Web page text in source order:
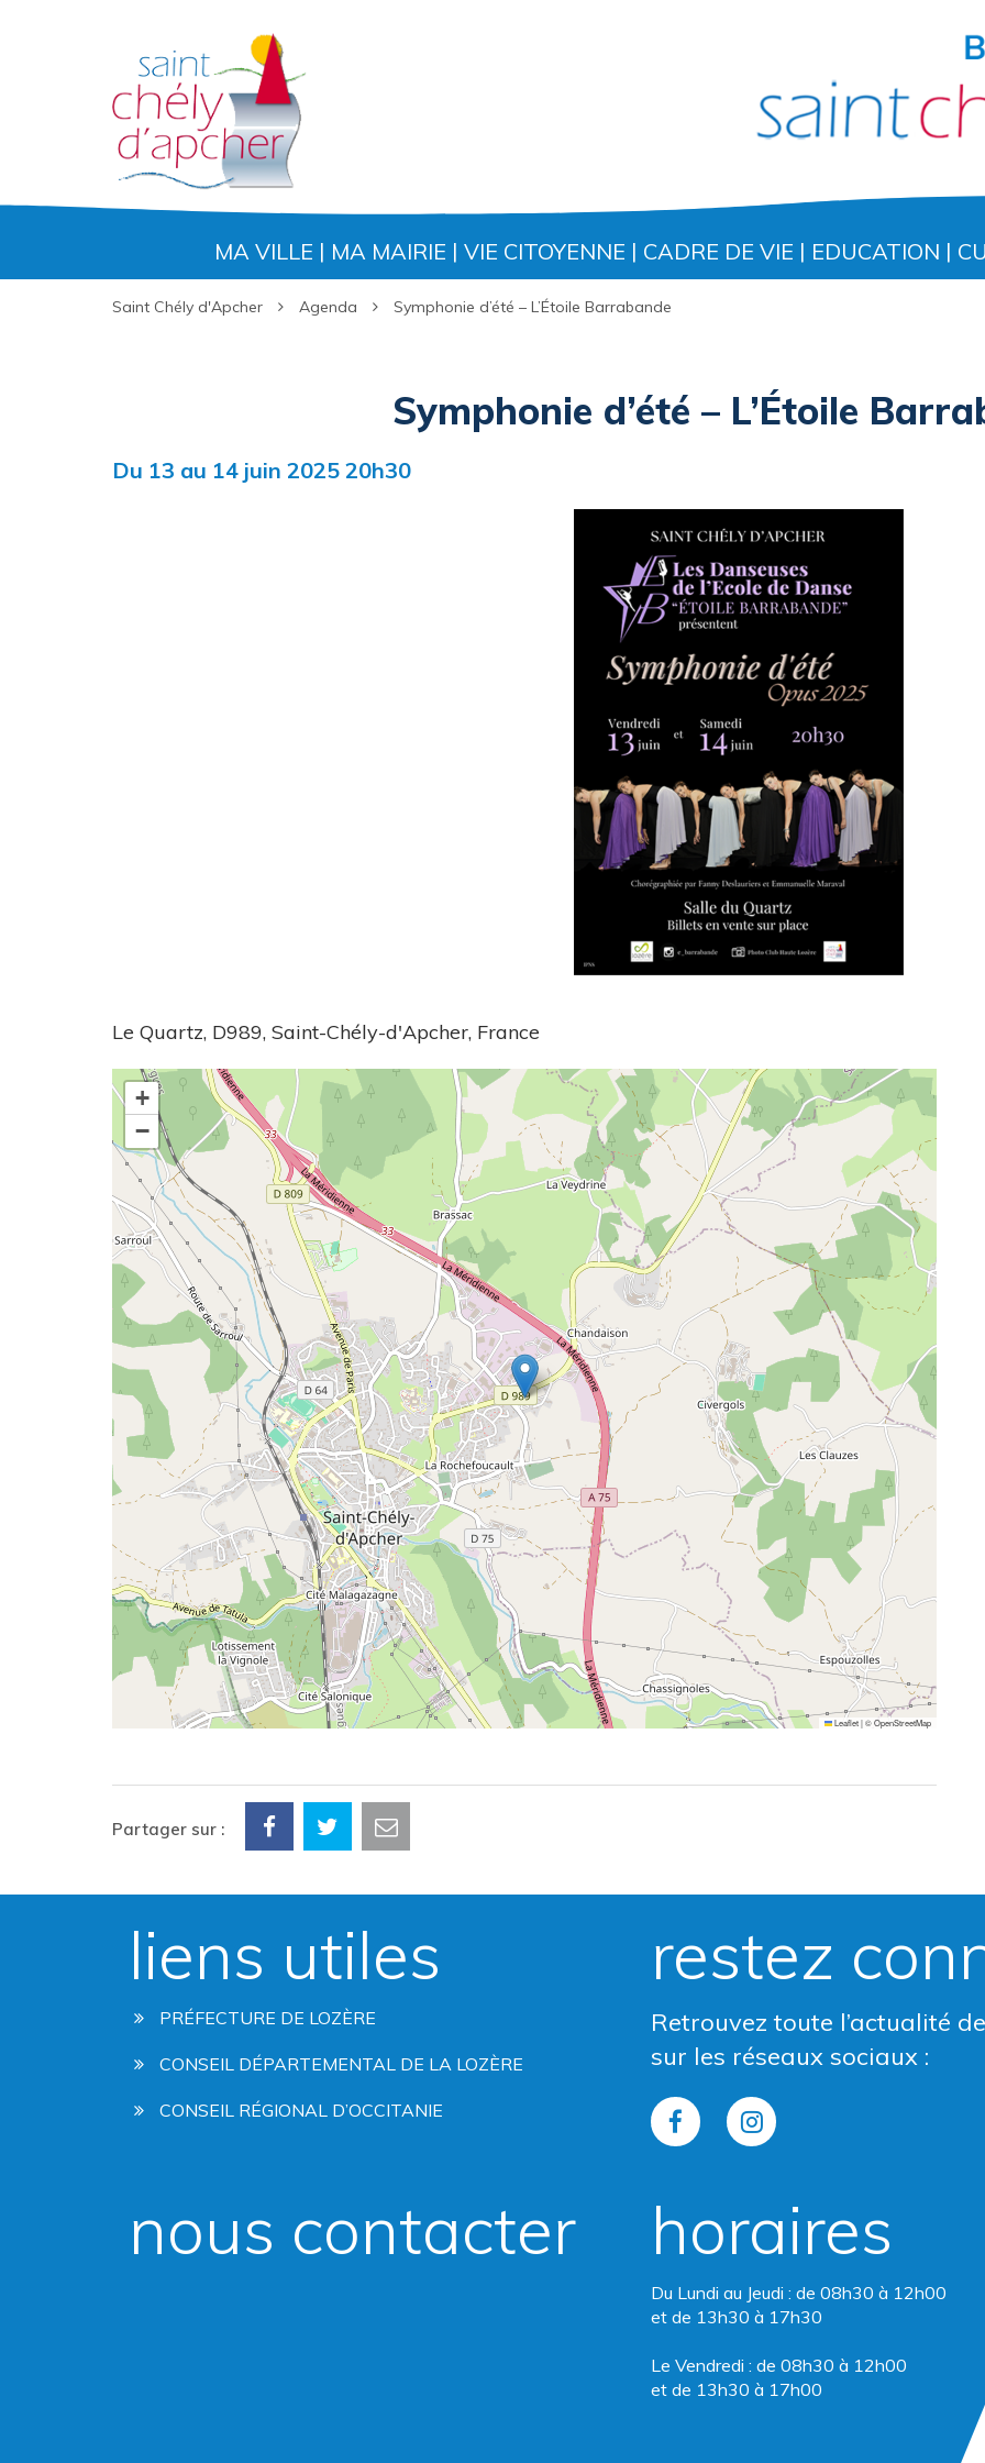
MA VILLE MA MAIRIE VIE CITOYENNE CADRE DE VIE EDUCATION
Saint Chély d'Apcher Agenda Symphonie d’été – L’Étoile Barrabande
Symphonie d’été – L’Étoile
Du 13 au 14 juin 2025 20h30
Le Quartz, D989, Saint-Chély-d'Apcher, France
+
−
Leaflet|©OpenStreetMap
Partager sur :
liens utiles
PRÉFECTURE DE LOZÈRE
CONSEIL DÉPARTEMENTAL DE LA LOZÈRE
CONSEIL RÉGIONAL D’OCCITANIE
restez
Retrouvez toute l’actualité
sur les réseaux sociaux :
Lien
le
Facebook
Lien
le
Instagram
nous contacter horaires
Du Lundi au Jeudi : de 08h30 à 12h00
et de 13h30 à 17h30
Le Vendredi : de 08h30 à 12h00
et de 13h30 à 17h00